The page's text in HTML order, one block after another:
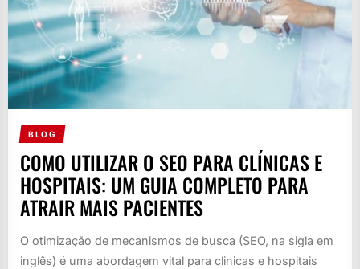
BLOG
COMO UTILIZAR O SEO PARA CLÍNICAS E
HOSPITAIS: UM GUIA COMPLETO PARA
ATRAIR MAIS PACIENTES
O otimização de mecanismos de busca (SEO, na sigla em
inglês) é uma abordagem vital para clinicas e hospitais